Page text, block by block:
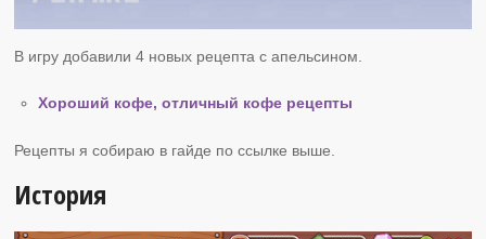
В игру добавили 4 новых рецепта с апельсином.
Хороший кофе, отличный кофе рецепты
Рецепты я собираю в гайде по ссылке выше.
История